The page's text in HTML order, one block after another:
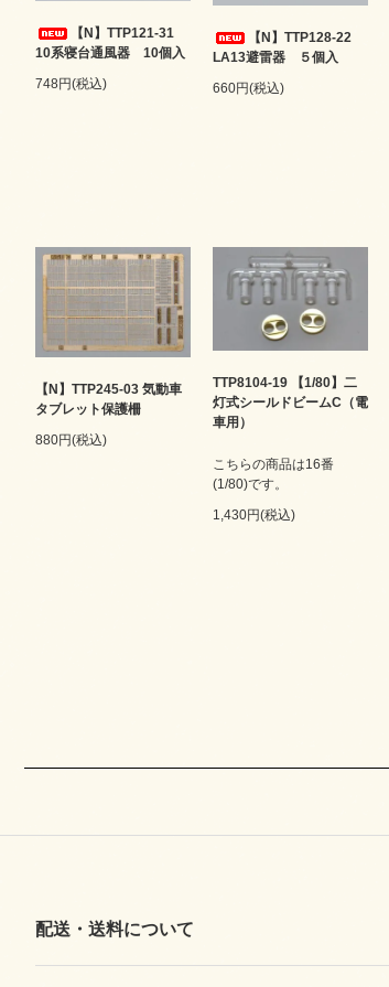
【N】TTP121-31
10系寝台通風器 10個入
748円(税込)
【N】TTP128-22
LA13避雷器 ５個入
660円(税込)
【N】TTP245-03 気動車
タブレット保護柵
880円(税込)
TTP8104-19 【1/80】二
灯式シールドビームC（電
車用）
こちらの商品は16番
(1/80)です。
1,430円(税込)
配送・送料について